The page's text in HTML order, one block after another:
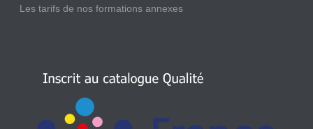
Les tarifs de nos formations annexes